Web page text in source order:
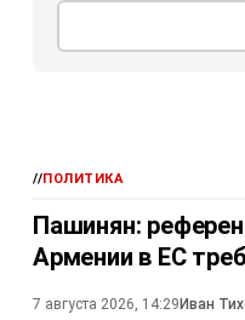
//ПОЛИТИКА
Пашинян:
Армении в ЕС
7 августа 2026, 14:29 Иван